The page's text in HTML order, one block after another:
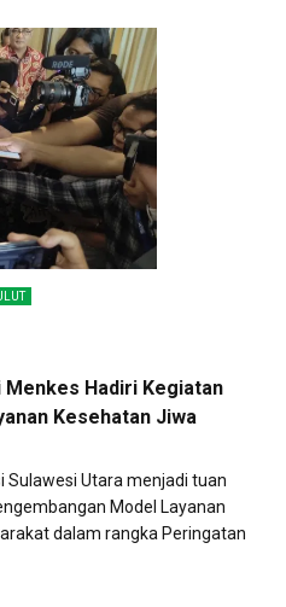
Menkes Hadiri Kegiatan
Kesehatan Jiwa
Sulawesi Utara menjadi tuan
Model Layanan
dalam rangka Peringatan